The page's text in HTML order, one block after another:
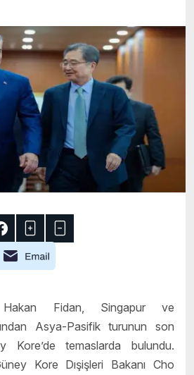
Hakan Fidan, Singapur ve
Asya-Pasifik turunun son
Kore’de temaslarda bulundu.
Kore Dışişleri Bakanı Cho